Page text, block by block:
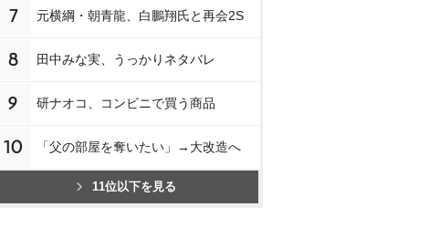
7 元横綱・朝青龍、白鵬翔氏と再会2S
8 田中みな実、うっかりネタバレ
9 研ナオコ、コンビニで買う商品
10 「父の部屋を奪いたい」→大改造へ
11位以下を見る